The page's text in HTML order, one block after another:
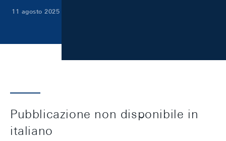
11 agosto 2025
Pubblicazione non disponibile in
italiano